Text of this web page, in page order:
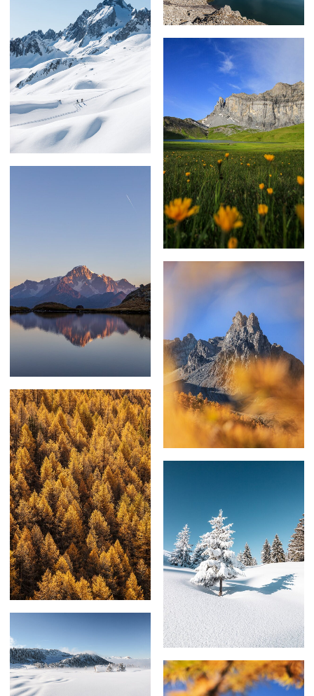
69,00€–179,00 €
€–239,00
59,00€–179,00€
59,00€–129,00€
59,00€–129,00€
69,00€–179,00€
69,00€–179,00€